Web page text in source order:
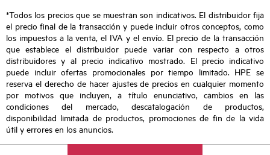
*Todos los precios que se muestran son indicativos. El distribuidor fija
el precio final de la transacción y puede incluir otros conceptos, como
los impuestos a la venta, el IVA y el envío. El precio de la transacción
que establece el distribuidor puede variar con respecto a otros
distribuidores y al precio indicativo mostrado. El precio indicativo
puede incluir ofertas promocionales por tiempo limitado. HPE se
reserva el derecho de hacer ajustes de precios en cualquier momento
por motivos que incluyen, a título enunciativo, cambios en las
condiciones del mercado, descatalogación de productos,
disponibilidad limitada de productos, promociones de fin de la vida
útil y errores en los anuncios.